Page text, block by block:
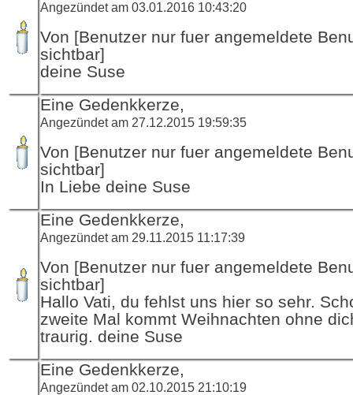
Angezündet am 03.01.2016 10:43:20
Von [Benutzer nur fuer angemeldete
sichtbar]
deine Suse
Eine Gedenkkerze,
Angezündet am 27.12.2015 19:59:35
Von [Benutzer nur fuer angemeldete
sichtbar]
In Liebe deine Suse
Eine Gedenkkerze,
Angezündet am 29.11.2015 11:17:39
Von [Benutzer nur fuer angemeldete
sichtbar]
Hallo Vati, du fehlst uns hier so sehr.
zweite Mal kommt Weihnachten ohne
traurig. deine Suse
Eine Gedenkkerze,
Angezündet am 02.10.2015 21:10:19